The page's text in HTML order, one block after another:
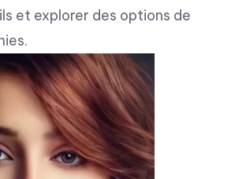
et explorer des options de